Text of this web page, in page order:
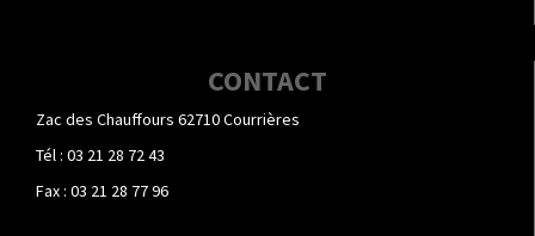
CONTACT
Zac des Chauffours 62710 Courrières
Tél : 03 21 28 72 43
Fax : 03 21 28 77 96